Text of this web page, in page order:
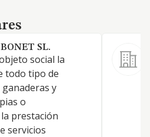
SL.
social la
todo tipo de
y
o
prestación
servicios